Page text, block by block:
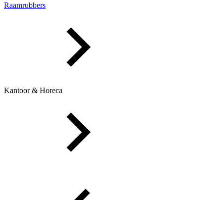
Raamrubbers
Kantoor & Horeca